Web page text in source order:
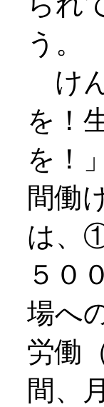
う。
け
を！
を！
間働
は、
５０
場へ
労働
間、